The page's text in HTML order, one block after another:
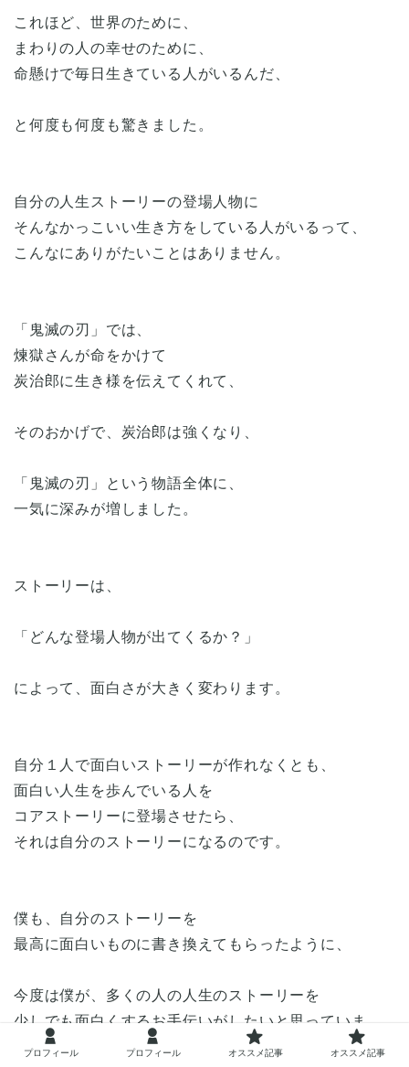
これほど、世界のために、
まわりの人の幸せのために、
命懸けで毎日生きている人がいるんだ、
と何度も何度も驚きました。
自分の人生ストーリーの登場人物に
そんなかっこいい生き方をしている人がいるって、
こんなにありがたいことはありません。
「鬼滅の刃」では、
煉獄さんが命をかけて
炭治郎に生き様を伝えてくれて、
そのおかげで、炭治郎は強くなり、
「鬼滅の刃」という物語全体に、
一気に深みが増しました。
ストーリーは、
「どんな登場人物が出てくるか？」
によって、面白さが大きく変わります。
自分１人で面白いストーリーが作れなくとも、
面白い人生を歩んでいる人を
コアストーリーに登場させたら、
それは自分のストーリーになるのです。
僕も、自分のストーリーを
最高に面白いものに書き換えてもらったように、
今度は僕が、多くの人の人生のストーリーを
少しでも面白くするお手伝いがしたいと思っていま
す。
プロフィール プロフィール オススメ記事 オススメ記事